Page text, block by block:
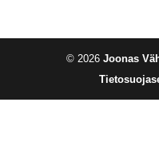
© 2026 Joonas